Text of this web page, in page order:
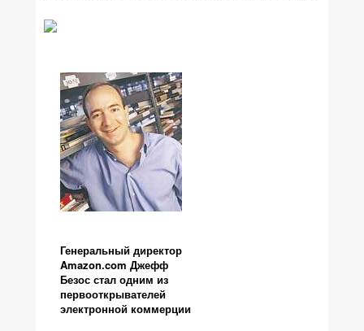
Генеральный директор
Amazon.com Джефф
Безос стал одним из
первооткрывателей
электронной коммерции